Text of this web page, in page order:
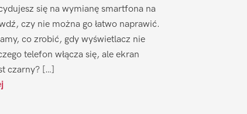
się na wymianę smartfona na
czy nie można go łatwo naprawić.
co zrobić, gdy wyświetlacz nie
telefon włącza się, ale ekran
czarny? […]